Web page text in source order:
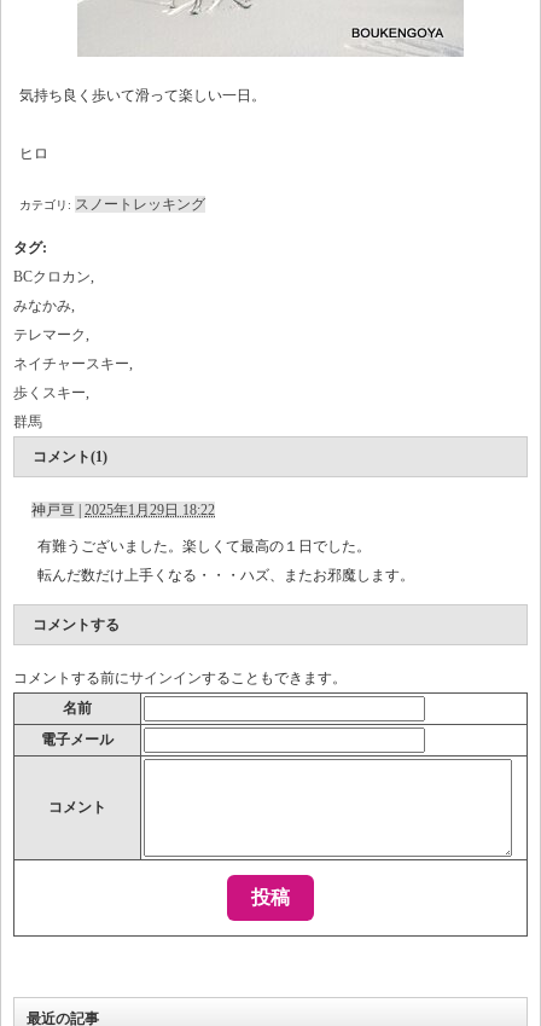
気持ち良く歩いて滑って楽しい一日。
ヒロ
カテゴリ: スノートレッキング
タグ:
BCクロカン
みなかみ
テレマーク
ネイチャースキー
歩くスキー
群馬
コメント(1)
神戸亘 | 2025年1月29日 18:22
有難うございました。楽しくて最高の１日でした。
転んだ数だけ上手くなる・・・ハズ、またお邪魔します。
コメントする
コメントする前にサインインすることもできます。
名前
電子メール
コメント
最近の記事